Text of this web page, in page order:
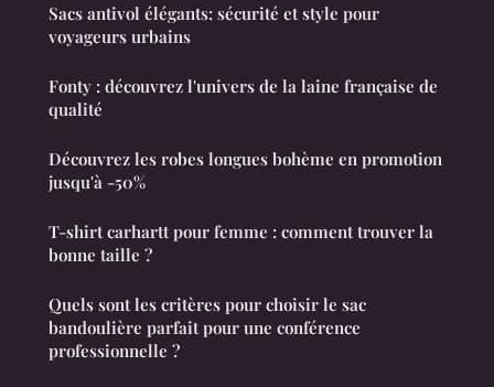
Sacs antivol élégants: sécurité et style pour
voyageurs urbains
Fonty : découvrez l'univers de la laine française de
qualité
Découvrez les robes longues bohème en promotion
jusqu'à -50%
T-shirt carhartt pour femme : comment trouver la
bonne taille ?
Quels sont les critères pour choisir le sac
bandoulière parfait pour une conférence
professionnelle ?